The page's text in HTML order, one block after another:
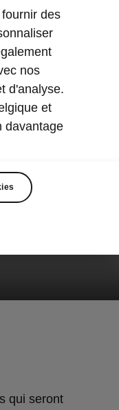
qui seront
des
nos
d'analyse.
et
davantage